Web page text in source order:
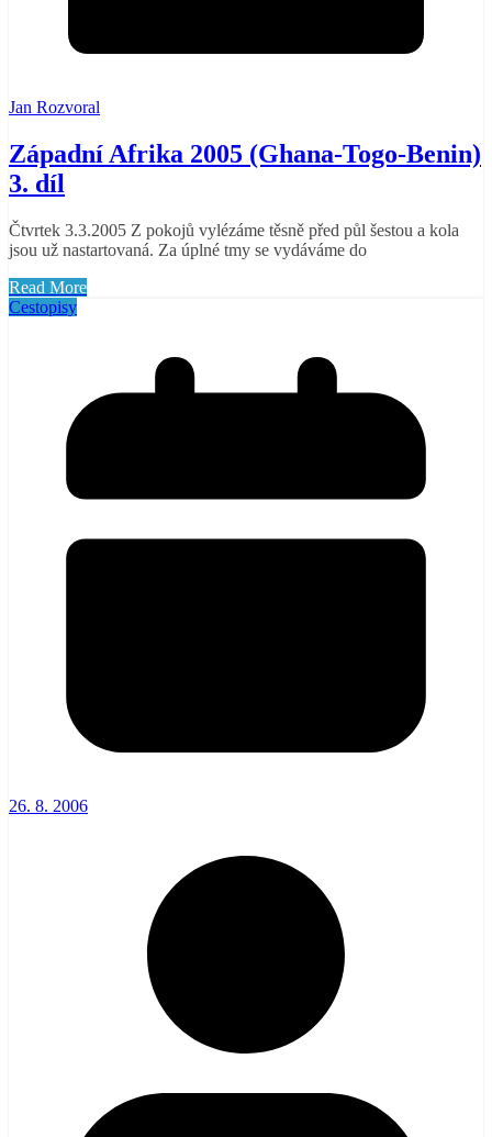
Jan Rozvoral
Západní Afrika 2005 (Ghana-Togo-Benin)
3. díl
Čtvrtek 3.3.2005 Z pokojů vylézáme těsně před půl šestou a kola
jsou už nastartovaná. Za úplné tmy se vydáváme do
Read More
Cestopisy
26. 8. 2006